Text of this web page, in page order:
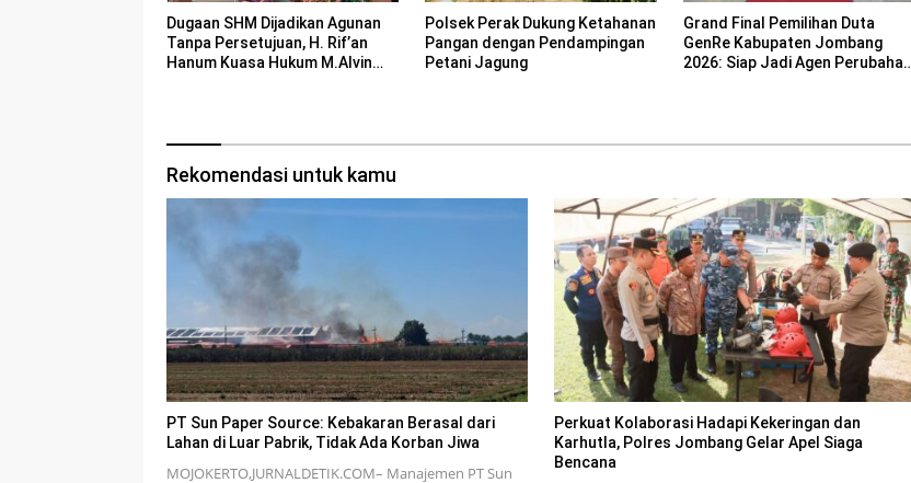
Dugaan SHM Dijadikan Agunan
Tanpa Persetujuan, H. Rif’an
Hanum Kuasa Hukum M.Alvin
Polsek Perak Dukung Ketahanan
Pangan dengan Pendampingan
Petani Jagung
Grand Final Pemilihan Duta
GenRe Kabupaten Jombang
2026: Siap Jadi Agen Perubahan
Rekomendasi untuk kamu
PT Sun Paper Source: Kebakaran Berasal dari
Lahan di Luar Pabrik, Tidak Ada Korban Jiwa
MOJOKERTO,JURNALDETIK.COM– Manajemen PT Sun
Perkuat Kolaborasi Hadapi Kekeringan dan
Karhutla, Polres Jombang Gelar Apel Siaga
Bencana